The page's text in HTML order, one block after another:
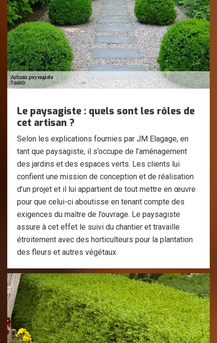
Le paysagiste : quels sont les rôles de
cet artisan ?
Selon les explications fournies par JM Elagage, en
tant que paysagiste, il s’occupe de l’aménagement
des jardins et des espaces verts. Les clients lui
confient une mission de conception et de réalisation
d’un projet et il lui appartient de tout mettre en œuvre
pour que celui-ci aboutisse en tenant compte des
exigences du maître de l’ouvrage. Le paysagiste
assure à cet effet le suivi du chantier et travaille
étroitement avec des horticulteurs pour la plantation
des fleurs et autres végétaux.